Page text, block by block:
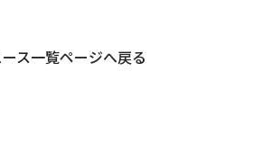
ス一覧ページへ戻る